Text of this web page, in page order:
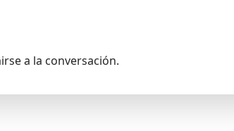
a la conversación.